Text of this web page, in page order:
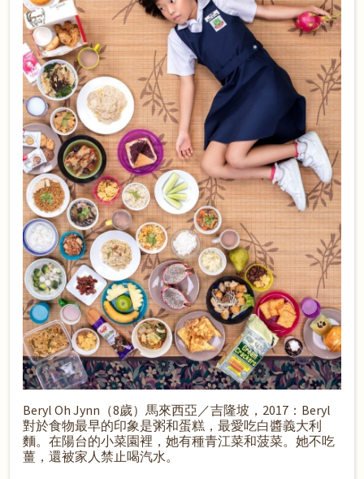
Beryl Oh Jynn（8歲）馬來西亞／吉隆坡，2017：Beryl
對於食物最早的印象是粥和蛋糕，最愛吃白醬義大利
麵。在陽台的小菜園裡，她有種青江菜和菠菜。她不吃
薑，還被家人禁止喝汽水。